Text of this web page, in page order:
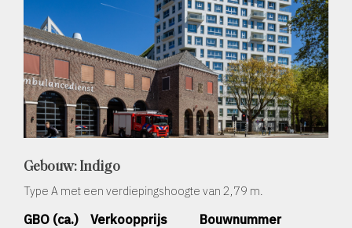
Gebouw: Indigo
Type A met een verdiepingshoogte van 2,79 m.
GBO (ca.)
Verkoopprijs
Bouwnummer